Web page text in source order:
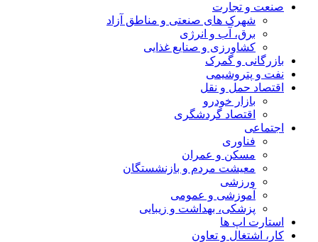
صنعت و تجارت
شهرک های صنعتی و مناطق آزاد
برق، آب و انرژی
کشاورزی و صنایع غذایی
بازرگانی و گمرک
نفت و پتروشیمی
اقتصاد حمل و نقل
بازار خودرو
اقتصاد گردشگری
اجتماعی
فناوری
مسکن و عمران
معیشت مردم و بازنشستگان
ورزشی
آموزشی و عمومی
پزشکی، بهداشت و زیبایی
استارت اپ ها
کار، اشتغال و تعاون